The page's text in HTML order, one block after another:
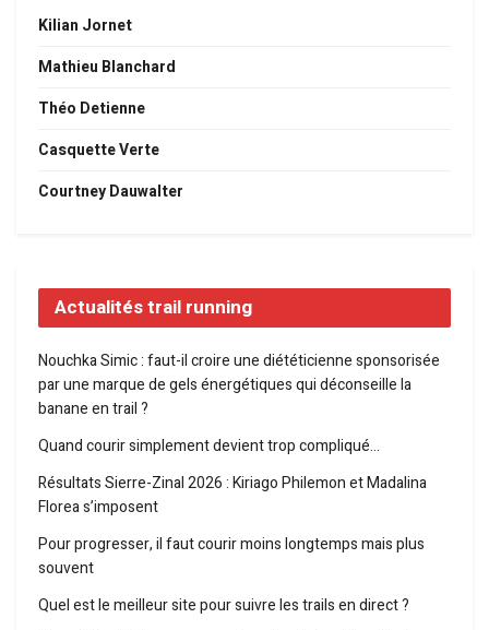
Kilian Jornet
Mathieu Blanchard
Théo Detienne
Casquette Verte
Courtney Dauwalter
Actualités trail running
Nouchka Simic : faut-il croire une diététicienne sponsorisée
par une marque de gels énergétiques qui déconseille la
banane en trail ?
Quand courir simplement devient trop compliqué…
Résultats Sierre-Zinal 2026 : Kiriago Philemon et Madalina
Florea s’imposent
Pour progresser, il faut courir moins longtemps mais plus
souvent
Quel est le meilleur site pour suivre les trails en direct ?